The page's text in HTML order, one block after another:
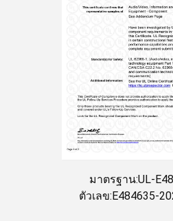
มาตรฐาน:UL-
ตัวเลข:E484635-